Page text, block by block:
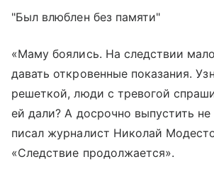
"Был влюблен без памяти"
«Маму боялись. На следствии
давать откровенные показания.
решеткой, люди с тревогой
ей дали? А досрочно выпустить
писал журналист Николай
«Следствие продолжается».